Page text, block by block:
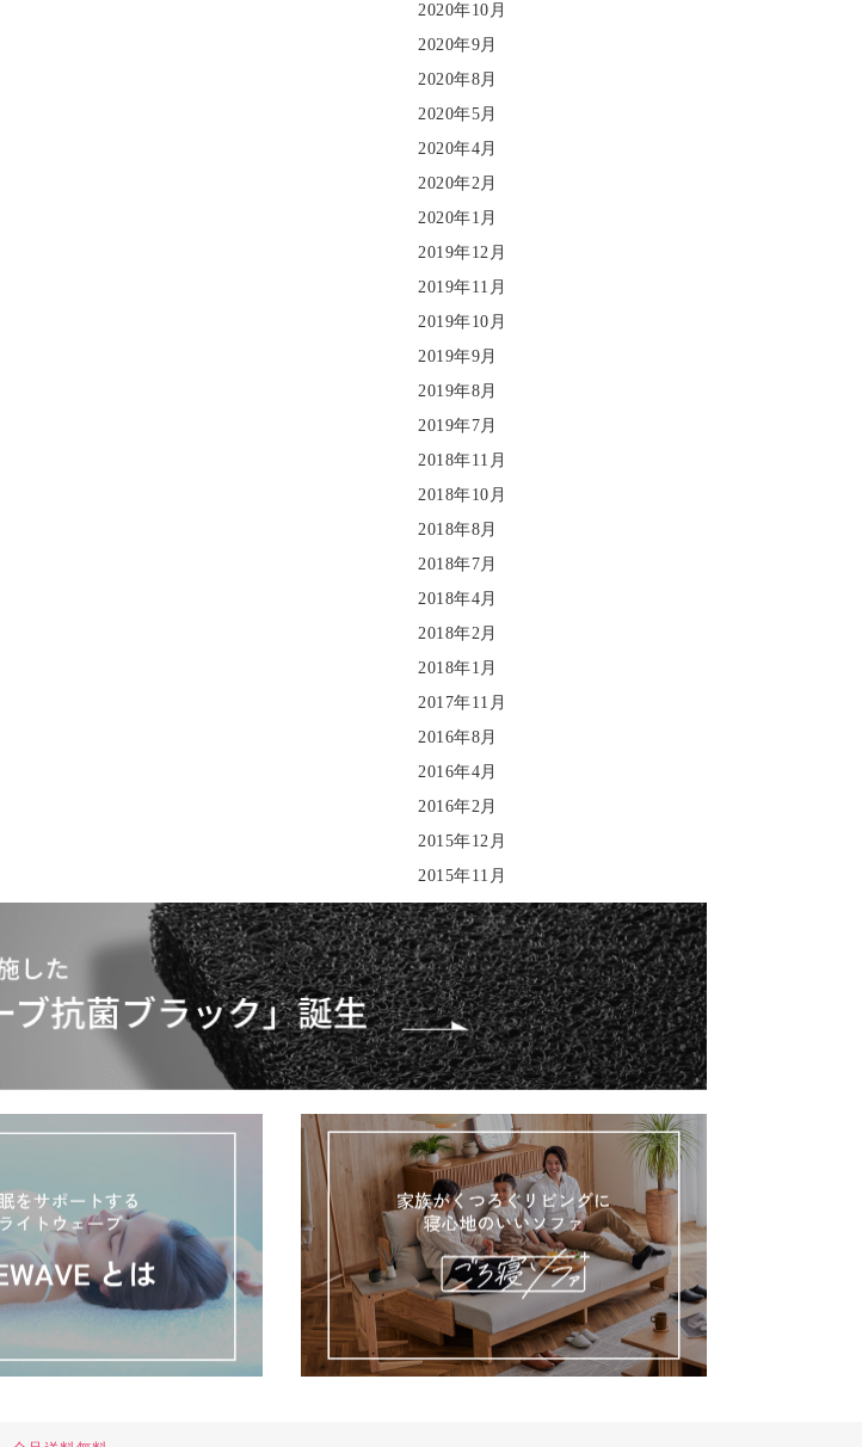
2020年10月
2020年9月
2020年8月
2020年5月
2020年4月
2020年2月
2020年1月
2019年12月
2019年11月
2019年10月
2019年9月
2019年8月
2019年7月
2018年11月
2018年10月
2018年8月
2018年7月
2018年4月
2018年2月
2018年1月
2017年11月
2016年8月
2016年4月
2016年2月
2015年12月
2015年11月